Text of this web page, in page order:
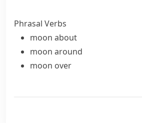
Phrasal Verbs
moon about
moon around
moon over